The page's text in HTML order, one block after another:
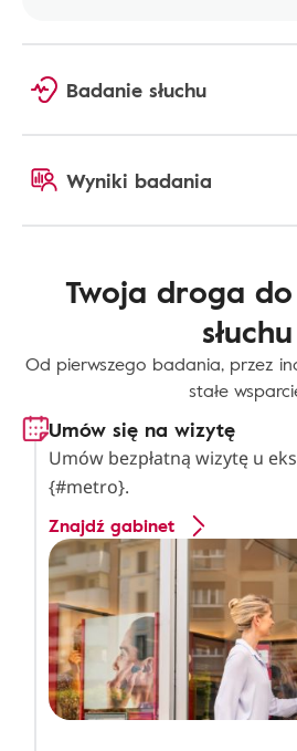
Badanie słuchu
Wyniki badania
Twoja droga
słuchu
Od pierwszego badania, przez
stałe
Umów się na wizytę
Umów bezpłatną wizytę u
{#metro}.
Znajdź gabinet